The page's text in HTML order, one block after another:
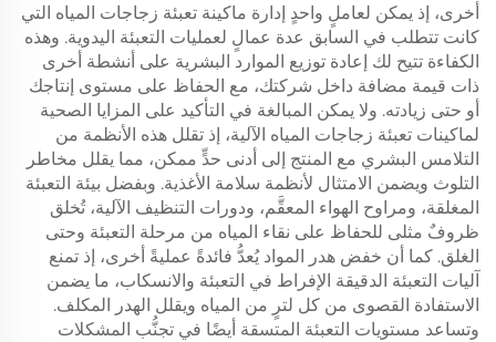
أخرى، إذ يمكن لعاملٍ واحدٍ إدارة ماكينة تعبئة زجاجات المياه التي
كانت تتطلب في السابق عدة عمالٍ لعمليات التعبئة اليدوية. وهذه
الكفاءة تتيح لك إعادة توزيع الموارد البشرية على أنشطة أخرى
ذات قيمة مضافة داخل شركتك، مع الحفاظ على مستوى إنتاجك
أو حتى زيادته. ولا يمكن المبالغة في التأكيد على المزايا الصحية
لماكينات تعبئة زجاجات المياه الآلية، إذ تقلل هذه الأنظمة من
التلامس البشري مع المنتج إلى أدنى حدٍّ ممكن، مما يقلل مخاطر
التلوث ويضمن الامتثال لأنظمة سلامة الأغذية. وبفضل بيئة التعبئة
المغلقة، ومراوح الهواء المعقَّم، ودورات التنظيف الآلية، تُخلق
ظروفٌ مثلى للحفاظ على نقاء المياه من مرحلة التعبئة وحتى
الغلق. كما أن خفض هدر المواد يُعدُّ فائدةً عمليةً أخرى، إذ تمنع
آليات التعبئة الدقيقة الإفراط في التعبئة والانسكاب، ما يضمن
الاستفادة القصوى من كل لترٍ من المياه ويقلل الهدر المكلف.
وتساعد مستويات التعبئة المتسقة أيضًا في تجنُّب المشكلات